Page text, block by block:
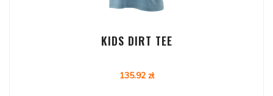
KIDS DIRT TEE
135.92 zł